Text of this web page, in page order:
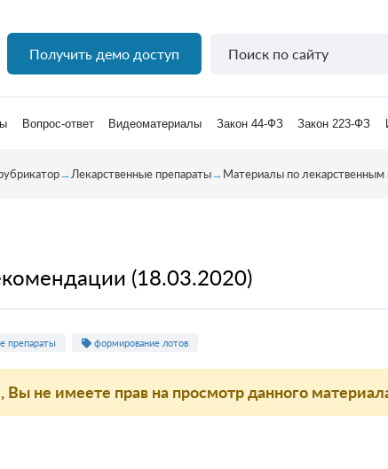
Получить демо доступ
Вопрос-ответ Видеоматериалы Закон 44-ФЗ Закон 223-ФЗ
→Лекарственные препараты→Материалы по лекарственным
(18.03.2020)
препараты формирование лотов
Вы не имеете прав на просмотр данного